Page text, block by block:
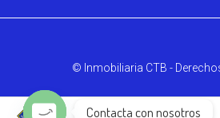
© Inmobiliaria CTB -
Contacta con nosotros